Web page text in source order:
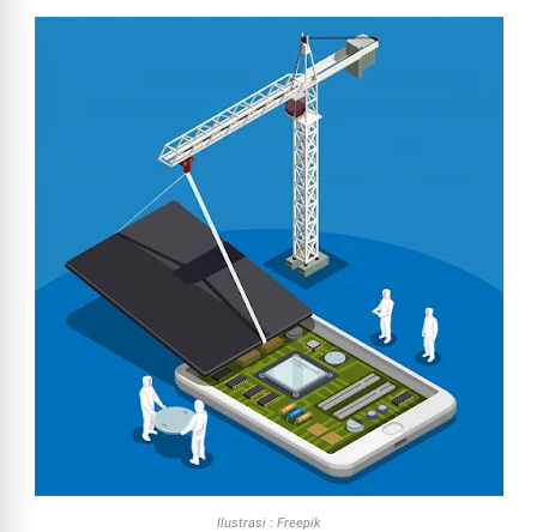
Ilustrasi : Freepik